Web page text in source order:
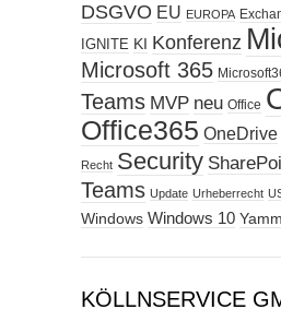
DSGVO EU EUROPA
IGNITE KI Konferenz
Microsoft 365
Teams MVP neu Office
Office365 OneDrive
Recht Security
Teams Update Urheberrecht
Windows Windows 10
KÖLLNSERVICE